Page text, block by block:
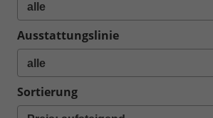
Ausstattungslinie
Sortierung